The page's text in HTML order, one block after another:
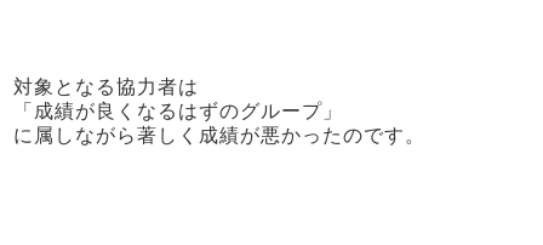
対象となる協力者は
「成績が良くなるはずのグループ」
に属しながら著しく成績が悪かったのです。